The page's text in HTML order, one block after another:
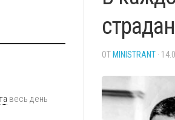
БОГОСЛУЖЕНИЙ
ПОДГОТОВКА
ТАИНСТВАМ
ПРИХОДСКИЕ
ОТ MINISTRANT ·
весь день